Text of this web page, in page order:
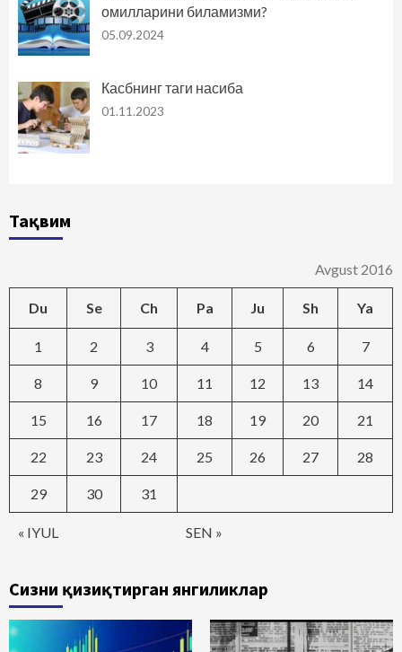
омилларини биламизми?
05.09.2024
Касбнинг таги насиба
01.11.2023
Тақвим
Avgust 2016
Du Se Ch Pa Ju Sh Ya
« IYUL SEN »
1 2 3 4 5 6 7
8 9 10 11 12 13 14
15 16 17 18 19 20 21
22 23 24 25 26 27 28
29 30 31
Сизни қизиқтирган янгиликлар